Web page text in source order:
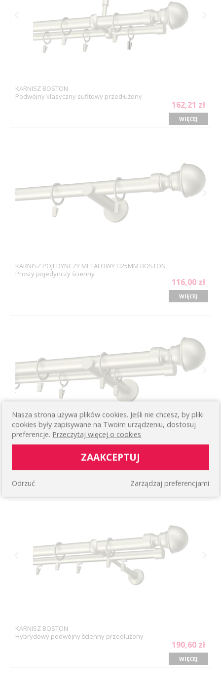
KARNISZ BOSTON
Podwójny klasyczny sufitowy przedłużony
162,21 zł
WIĘCEJ
KARNISZ POJEDYNCZY METALOWY FI25MM BOSTON
Prosty pojedynczy ścienny
116,00 zł
WIĘCEJ
KARNISZ METALOWY PODWÓJNY Ø25/19MM
Prosty podwójny ścienny
160,79 zł
WIĘCEJ
KARNISZ BOSTON
Hybrydowy podwójny ścienny przedłużony
190,60 zł
WIĘCEJ
Nasza strona używa plików cookies. Jeśli nie chcesz, by pliki
cookies były zapisywane na Twoim urządzeniu, dostosuj
preferencje. Przeczytaj więcej o cookies
ZAAKCEPTUJ
Zarządzaj preferencjami
Odrzuć